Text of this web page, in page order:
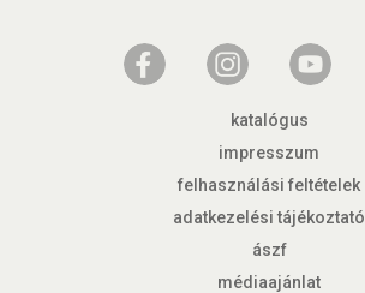
katalógus
impresszum
felhasználási feltételek
adatkezelési tájékoztató
ászf
médiaajánlat